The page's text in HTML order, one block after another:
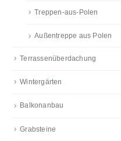
Treppen-aus-Polen
Außentreppe aus Polen
Terrassenüberdachung
Wintergärten
Balkonanbau
Grabsteine